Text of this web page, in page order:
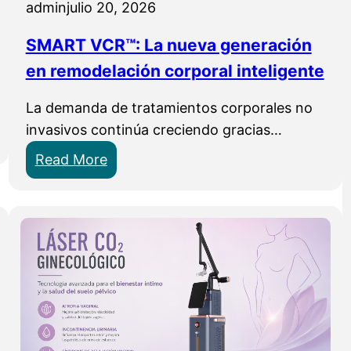
o
f
s
i
o
n
s
e
n
A
adminjulio 20, 2026
SMART VCR™: La nueva generación
en remodelación corporal inteligente
La demanda de tratamientos corporales no
invasivos continúa creciendo gracias…
Read More:
S
R
T
V
C
R